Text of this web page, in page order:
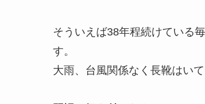
そういえば38年程続けている
す。
大雨、台風関係なく長靴はい